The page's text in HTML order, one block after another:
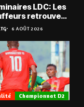
LDC: Les
retrouvent
6 AOÛT 2026
Championnat D2